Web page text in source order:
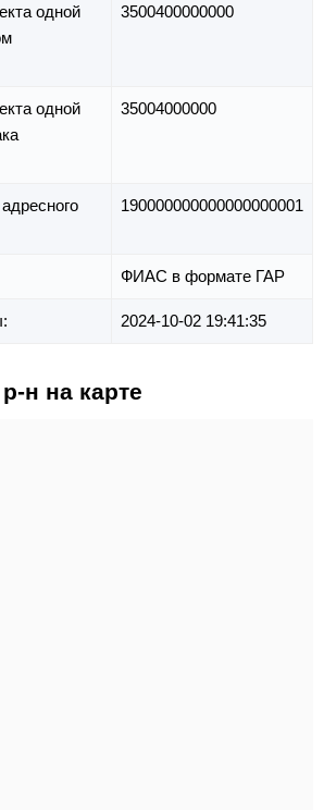
одной
3500400000000
одной
35004000000
190000000000000000001
ФИАС в формате ГАР
2024-10-02 19:41:35
н на карте